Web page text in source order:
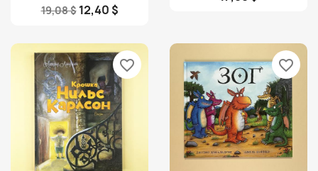
19,08 $ 12,40 $
favorite_border favorite_border